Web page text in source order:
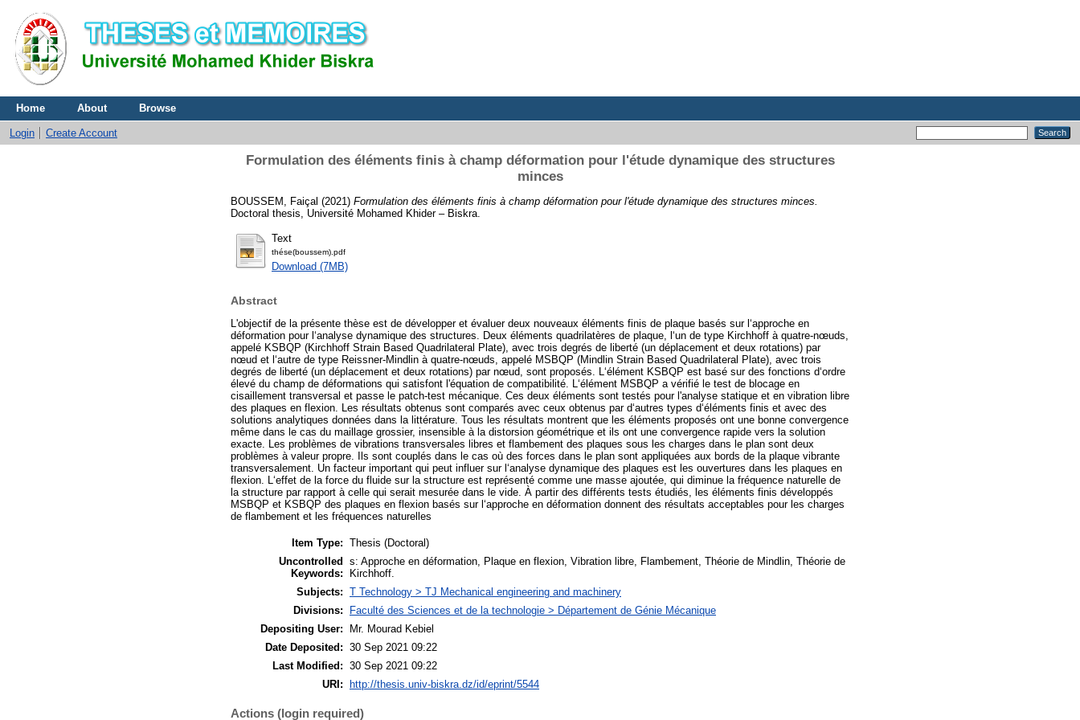
Home About Browse
Login Create Account
Formulation des éléments finis à champ déformation pour l'étude dynamique des structures
minces
BOUSSEM, Faiçal (2021) Formulation des éléments finis à champ déformation pour l'étude dynamique des structures minces.
Doctoral thesis, Université Mohamed Khider – Biskra.
Text
thése(boussem).pdf
Download (7MB)
Abstract
L'objectif de la présente thèse est de développer et évaluer deux nouveaux éléments finis de plaque basés sur l‘approche en
déformation pour l‘analyse dynamique des structures. Deux éléments quadrilatères de plaque, l‘un de type Kirchhoff à quatre-nœuds,
appelé KSBQP (Kirchhoff Strain Based Quadrilateral Plate), avec trois degrés de liberté (un déplacement et deux rotations) par
nœud et l‘autre de type Reissner-Mindlin à quatre-nœuds, appelé MSBQP (Mindlin Strain Based Quadrilateral Plate), avec trois
degrés de liberté (un déplacement et deux rotations) par nœud, sont proposés. L‘élément KSBQP est basé sur des fonctions d‘ordre
élevé du champ de déformations qui satisfont l'équation de compatibilité. L‘élément MSBQP a vérifié le test de blocage en
cisaillement transversal et passe le patch-test mécanique. Ces deux éléments sont testés pour l'analyse statique et en vibration libre
des plaques en flexion. Les résultats obtenus sont comparés avec ceux obtenus par d‘autres types d‘éléments finis et avec des
solutions analytiques données dans la littérature. Tous les résultats montrent que les éléments proposés ont une bonne convergence
même dans le cas du maillage grossier, insensible à la distorsion géométrique et ils ont une convergence rapide vers la solution
exacte. Les problèmes de vibrations transversales libres et flambement des plaques sous les charges dans le plan sont deux
problèmes à valeur propre. Ils sont couplés dans le cas où des forces dans le plan sont appliquées aux bords de la plaque vibrante
transversalement. Un facteur important qui peut influer sur l‘analyse dynamique des plaques est les ouvertures dans les plaques en
flexion. L‘effet de la force du fluide sur la structure est représenté comme une masse ajoutée, qui diminue la fréquence naturelle de
la structure par rapport à celle qui serait mesurée dans le vide. À partir des différents tests étudiés, les éléments finis développés
MSBQP et KSBQP des plaques en flexion basés sur l‘approche en déformation donnent des résultats acceptables pour les charges
de flambement et les fréquences naturelles
Item Type: Thesis (Doctoral)
Uncontrolled
Keywords:
s: Approche en déformation, Plaque en flexion, Vibration libre, Flambement, Théorie de Mindlin, Théorie de
Kirchhoff.
Subjects: T Technology > TJ Mechanical engineering and machinery
Divisions:
Faculté des Sciences et de la technologie > Département de Génie Mécanique
Depositing User:
Mr. Mourad Kebiel
Date Deposited: 30 Sep 2021 09:22
Last Modified: 30 Sep 2021 09:22
URI:
http://thesis.univ-biskra.dz/id/eprint/5544
Actions (login required)